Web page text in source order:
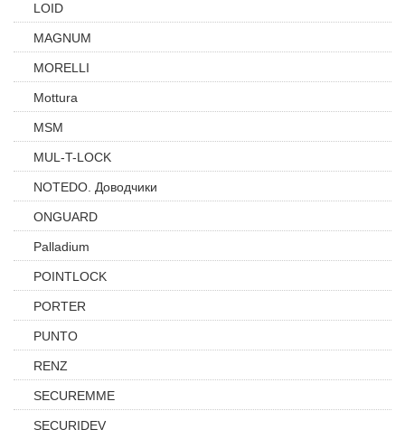
LOID
MAGNUM
MORELLI
Mottura
MSM
MUL-T-LOCK
NOTEDO. Доводчики
ONGUARD
Palladium
POINTLOCK
PORTER
PUNTO
RENZ
SECUREMME
SECURIDEV